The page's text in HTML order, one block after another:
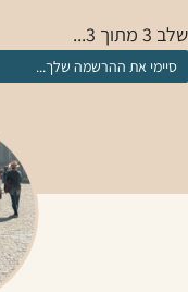
שלב 3 מתוך 3...
סיימי את ההרשמה שלך...